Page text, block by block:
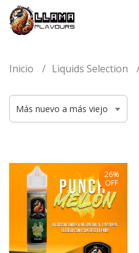
Inicio Liquids Selection
26%
OFF